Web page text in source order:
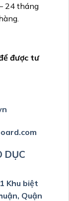
24 tháng
được tư
DỤC
Khu biệt
Quận